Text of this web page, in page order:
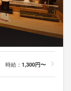
時給： 1,300円〜